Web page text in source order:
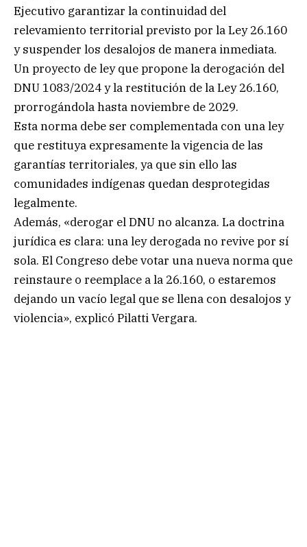
Ejecutivo garantizar la continuidad del
relevamiento territorial previsto por la Ley 26.160
y suspender los desalojos de manera inmediata.
Un proyecto de ley que propone la derogación del
DNU 1083/2024 y la restitución de la Ley 26.160,
prorrogándola hasta noviembre de 2029.
Esta norma debe ser complementada con una ley
que restituya expresamente la vigencia de las
garantías territoriales, ya que sin ello las
comunidades indígenas quedan desprotegidas
legalmente.
Además, «derogar el DNU no alcanza. La doctrina
jurídica es clara: una ley derogada no revive por sí
sola. El Congreso debe votar una nueva norma que
reinstaure o reemplace a la 26.160, o estaremos
dejando un vacío legal que se llena con desalojos y
violencia», explicó Pilatti Vergara.